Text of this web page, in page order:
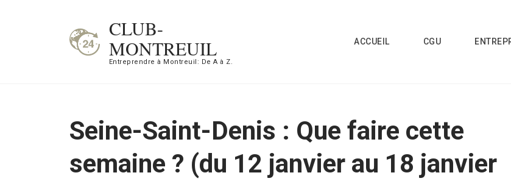
CLUB-
MONTREUIL
Entreprendre à Montreuil: De A à Z.
ACCUEIL CGU
Seine-Saint-Denis : Que faire cette
semaine ? (du 12 janvier au 18 janvier